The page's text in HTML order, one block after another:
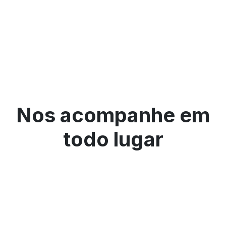
Nos acompanhe em
todo lugar